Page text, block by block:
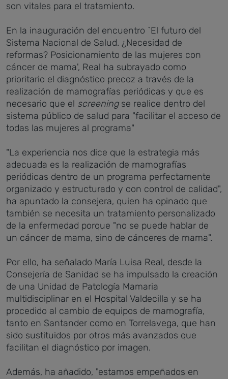
son vitales para el tratamiento.
En la inauguración del encuentro `El futuro del
Sistema Nacional de Salud. ¿Necesidad de
reformas? Posicionamiento de las mujeres con
cáncer de mama', Real ha subrayado como
prioritario el diagnóstico precoz a través de la
realización de mamografías periódicas y que es
necesario que el screening se realice dentro del
sistema público de salud para "facilitar el acceso de
todas las mujeres al programa"
"La experiencia nos dice que la estrategia más
adecuada es la realización de mamografías
periódicas dentro de un programa perfectamente
organizado y estructurado y con control de calidad",
ha apuntado la consejera, quien ha opinado que
también se necesita un tratamiento personalizado
de la enfermedad porque "no se puede hablar de
un cáncer de mama, sino de cánceres de mama".
Por ello, ha señalado María Luisa Real, desde la
Consejería de Sanidad se ha impulsado la creación
de una Unidad de Patología Mamaria
multidisciplinar en el Hospital Valdecilla y se ha
procedido al cambio de equipos de mamografía,
tanto en Santander como en Torrelavega, que han
sido sustituidos por otros más avanzados que
facilitan el diagnóstico por imagen.
Además, ha añadido, "estamos empeñados en